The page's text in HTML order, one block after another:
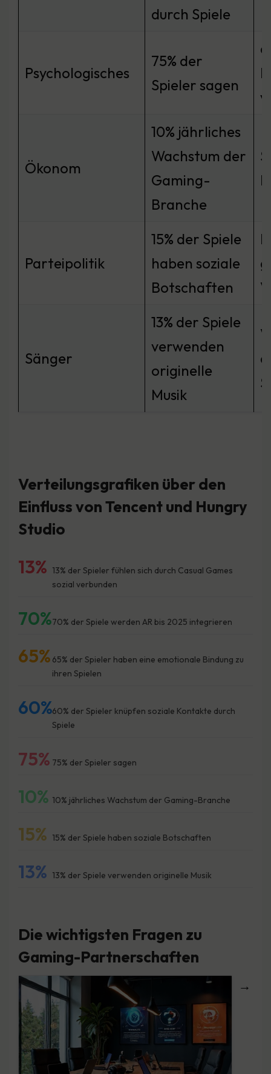
durch Spiele
Psychologisches
75% der
Spieler sagen
Ökonom
10% jährliches
Wachstum der
Gaming-
Branche
Parteipolitik
15% der Spiele
haben soziale
Botschaften
Sänger
13% der Spiele
verwenden
originelle
Musik
Verteilungsgrafiken über den
Einfluss von Tencent und Hungry
Studio
13% 13% der Spieler fühlen sich durch Casual Games
sozial verbunden
70%70% der Spiele werden AR bis 2025 integrieren
65% 65% der Spieler haben eine emotionale Bindung zu
ihren Spielen
60%60% der Spieler knüpfen soziale Kontakte durch
Spiele
75% 75% der Spieler sagen
10% 10% jährliches Wachstum der Gaming-Branche
15% 15% der Spiele haben soziale Botschaften
13% 13% der Spiele verwenden originelle Musik
Die wichtigsten Fragen zu
Gaming-Partnerschaften
→